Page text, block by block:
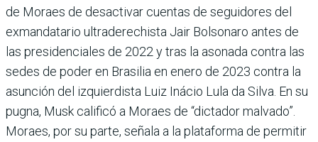
de Moraes de desactivar cuentas de seguidores del
exmandatario ultraderechista Jair Bolsonaro antes de
las presidenciales de 2022 y tras la asonada contra las
sedes de poder en Brasilia en enero de 2023 contra la
asunción del izquierdista Luiz Inácio Lula da Silva. En su
pugna, Musk calificó a Moraes de “dictador malvado”.
Moraes, por su parte, señala a la plataforma de permitir